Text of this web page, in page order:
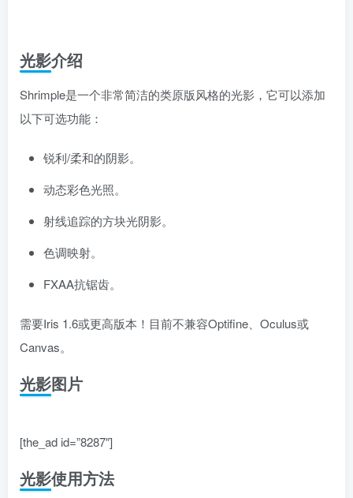
光影介绍
Shrimple是一个非常简洁的类原版风格的光影，它可以添加
以下可选功能：
锐利/柔和的阴影。
动态彩色光照。
射线追踪的方块光阴影。
色调映射。
FXAA抗锯齿。
需要Iris 1.6或更高版本！目前不兼容Optifine、Oculus或
Canvas。
光影图片
[the_ad id=”8287″]
光影使用方法